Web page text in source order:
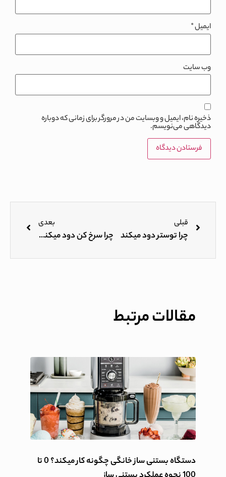
ایمیل*
وب‌ سایت
ذخیره نام، ایمیل و وبسایت من در مرورگر برای زمانی که دوباره
دیدگاهی می‌نویسم.
قبلی
چرا توستر دود میکند
بعدی
چرا سرخ کن دود میکند؟
مقالات مرتبط
دستگاه بستنی ساز خانگی چگونه کار میکند؟ 0 تا